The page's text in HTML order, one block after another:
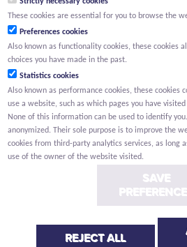
RLP Antwerp,
Privacy Cookies
These cookies are essential for you to browse the
Preferences cookies
Also known as functionality cookies, these cookies
choices you have made in the past.
Statistics cookies
Also known as performance cookies, these cookies
use a website, such as which pages you have
None of this information can be used to identify
anonymized. Their sole purpose is to improve the
cookies from third-party analytics services, as long
use of the owner of the website visited.
SAVE
REJECT ALL